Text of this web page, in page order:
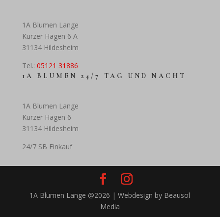
1A Blumen Lange
Kurzer Hagen 6 A
31134 Hildesheim
Tel.: 05121 31886
1A BLUMEN 24/7 TAG UND NACHT
1A Blumen Lange
Kurzer Hagen 6
31134 Hildesheim
24/7 SB Einkauf
1A Blumen Lange @2026 | Webdesign by Beausol
Media